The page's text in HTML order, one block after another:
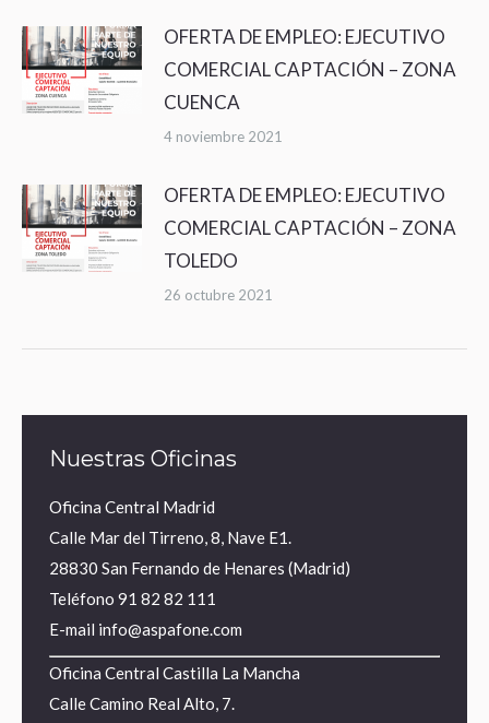
OFERTA DE EMPLEO: EJECUTIVO
COMERCIAL CAPTACIÓN – ZONA
CUENCA
4 noviembre 2021
OFERTA DE EMPLEO: EJECUTIVO
COMERCIAL CAPTACIÓN – ZONA
TOLEDO
26 octubre 2021
Nuestras Oficinas
Oficina Central Madrid
Calle Mar del Tirreno, 8, Nave E1.
28830 San Fernando de Henares (Madrid)
Teléfono 91 82 82 111
E-mail info@aspafone.com
Oficina Central Castilla La Mancha
Calle Camino Real Alto, 7.